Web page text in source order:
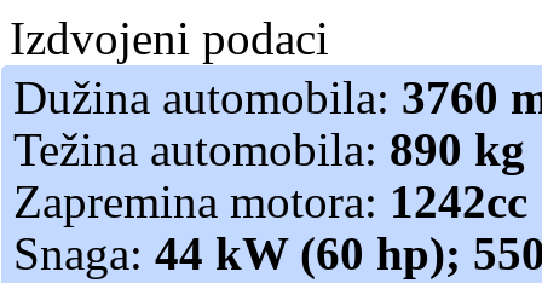
Izdvojeni podaci
Dužina automobila: 3760
Težina automobila: 890 kg
Zapremina motora: 1242cc
Snaga: 44 kW (60 hp);